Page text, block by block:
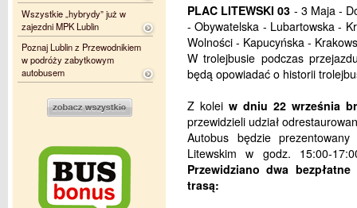
PLAC LITEWSKI 03 - 3 Maja -
- Obywatelska - Lubartowska -
Wolności - Kapucyńska -
W trolejbusie podczas
będą opowiadać o historii
Z kolei w dniu 22 września
przewidzieli udział
Autobus będzie
Litewskim w godz. 15:00-
Przewidziano dwa
trasą:
Wszystkie „hybrydy” już w
zajezdni MPK Lublin
Poznaj Lublin z Przewodnikiem
w podróży zabytkowym
autobusem